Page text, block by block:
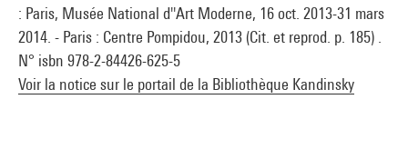
: Paris, Musée National d''Art Moderne, 16 oct. 2013-31 mars
2014. - Paris : Centre Pompidou, 2013 (Cit. et reprod. p. 185) .
N° isbn 978-2-84426-625-5
Voir la notice sur le portail de la Bibliothèque Kandinsky